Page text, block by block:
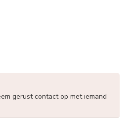
gerust contact op met iemand